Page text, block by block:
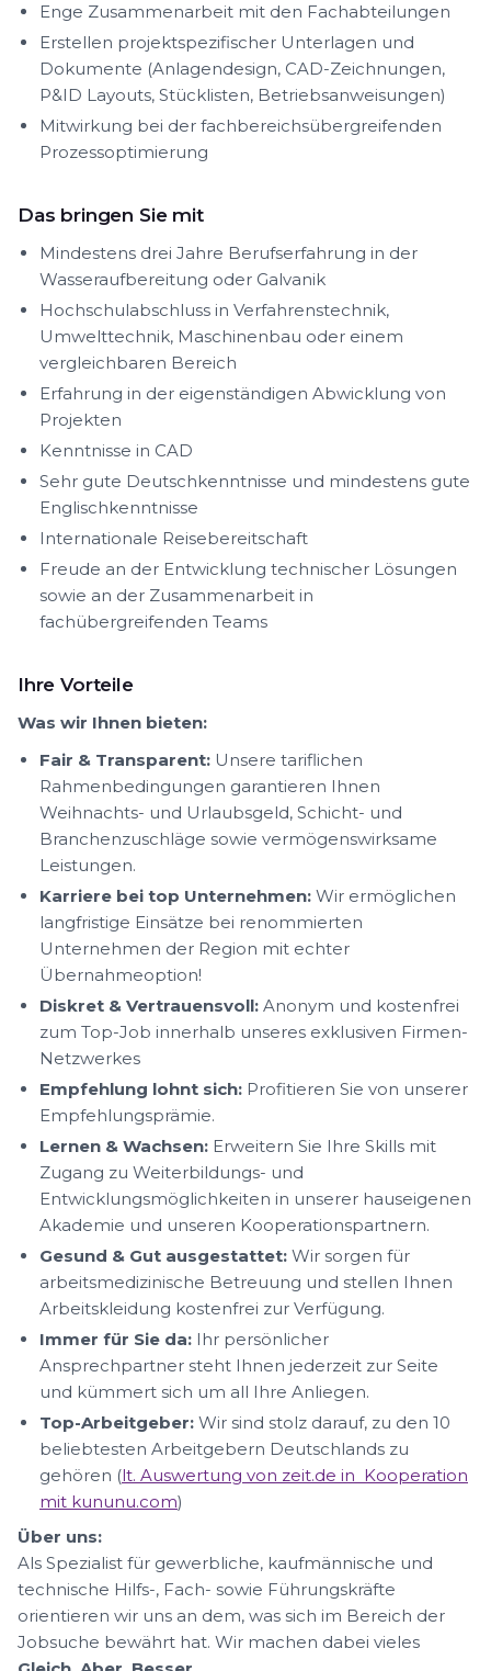
Enge Zusammenarbeit mit den Fachabteilungen
Erstellen projektspezifischer Unterlagen und
Dokumente (Anlagendesign, CAD-Zeichnungen,
P&ID Layouts, Stücklisten, Betriebsanweisungen)
Mitwirkung bei der fachbereichsübergreifenden
Prozessoptimierung
Das bringen Sie mit
Mindestens drei Jahre Berufserfahrung in der
Wasseraufbereitung oder Galvanik
Hochschulabschluss in Verfahrenstechnik,
Umwelttechnik, Maschinenbau oder einem
vergleichbaren Bereich
Erfahrung in der eigenständigen Abwicklung von
Projekten
Kenntnisse in CAD
Sehr gute Deutschkenntnisse und mindestens gute
Englischkenntnisse
Internationale Reisebereitschaft
Freude an der Entwicklung technischer Lösungen
sowie an der Zusammenarbeit in
fachübergreifenden Teams
Ihre Vorteile
Was wir Ihnen bieten:
Fair & Transparent: Unsere tariflichen
Rahmenbedingungen garantieren Ihnen
Weihnachts- und Urlaubsgeld, Schicht- und
Branchenzuschläge sowie vermögenswirksame
Leistungen.
Karriere bei top Unternehmen: Wir ermöglichen
langfristige Einsätze bei renommierten
Unternehmen der Region mit echter
Übernahmeoption!
Diskret & Vertrauensvoll: Anonym und kostenfrei
zum Top-Job innerhalb unseres exklusiven Firmen-
Netzwerkes
Empfehlung lohnt sich: Profitieren Sie von unserer
Empfehlungsprämie.
Lernen & Wachsen: Erweitern Sie Ihre Skills mit
Zugang zu Weiterbildungs- und
Entwicklungsmöglichkeiten in unserer hauseigenen
Akademie und unseren Kooperationspartnern.
Gesund & Gut ausgestattet: Wir sorgen für
arbeitsmedizinische Betreuung und stellen Ihnen
Arbeitskleidung kostenfrei zur Verfügung.
Immer für Sie da: Ihr persönlicher
Ansprechpartner steht Ihnen jederzeit zur Seite
und kümmert sich um all Ihre Anliegen.
Top-Arbeitgeber: Wir sind stolz darauf, zu den 10
beliebtesten Arbeitgebern Deutschlands zu
gehören (lt. Auswertung von zeit.de in Kooperation
mit kununu.com)
Über uns:
Als Spezialist für gewerbliche, kaufmännische und
technische Hilfs-, Fach- sowie Führungskräfte
orientieren wir uns an dem, was sich im Bereich der
Jobsuche bewährt hat. Wir machen dabei vieles